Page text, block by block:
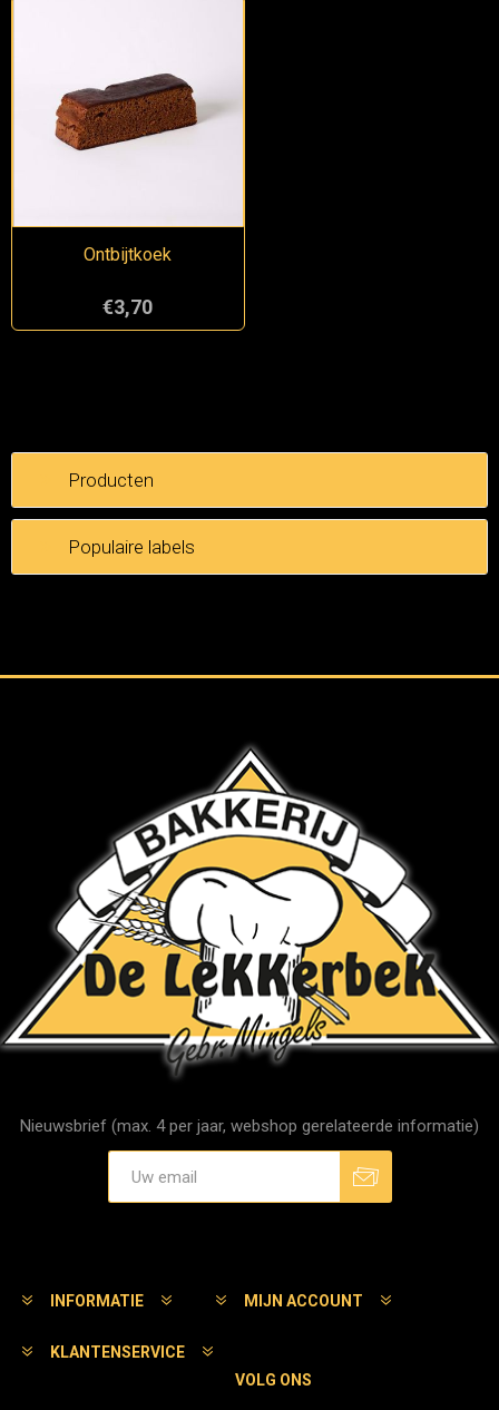
Ontbijtkoek
€3,70
Producten
Populaire labels
Nieuwsbrief (max. 4 per jaar, webshop gerelateerde informatie)
INFORMATIE MIJN ACCOUNT
KLANTENSERVICE
VOLG ONS